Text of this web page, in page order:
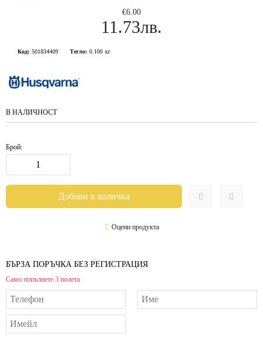
€6.00
11.73лв.
Код: 501834409 Тегло: 0.100 кг
В НАЛИЧНОСТ
Брой:
Оцени продукта
БЪРЗА ПОРЪЧКА БЕЗ РЕГИСТРАЦИЯ
Само попълнете 3 полета